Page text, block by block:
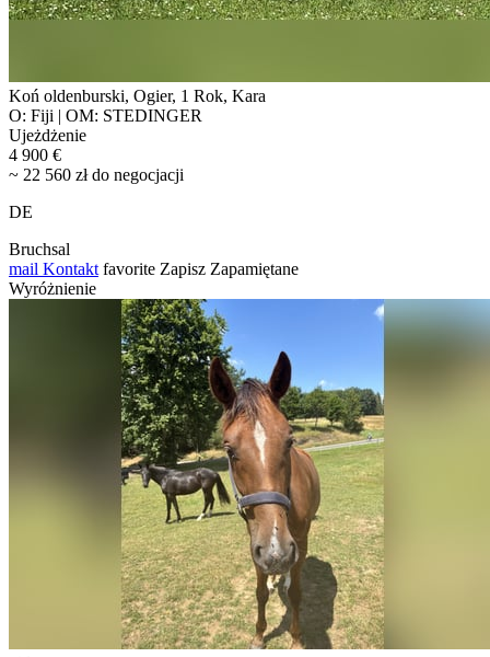
Koń oldenburski, Ogier, 1 Rok, Kara
O: Fiji | OM: STEDINGER
Ujeżdżenie
4 900 €
~ 22 560 zł do negocjacji
DE
Bruchsal
mail Kontakt favorite Zapisz Zapamiętane
Wyróżnienie